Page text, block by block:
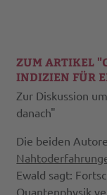
ZUM ARTIKEL
INDIZIEN FÜR
Zur Diskussion
danach"
Die beiden
Ewald sagt:
Quantenphysik